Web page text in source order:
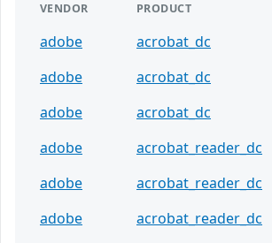
VENDOR PRODUCT
adobe acrobat_dc
adobe
acrobat_dc
adobe
acrobat_dc
adobe
acrobat_reader_dc
adobe
acrobat_reader_dc
adobe
acrobat_reader_dc